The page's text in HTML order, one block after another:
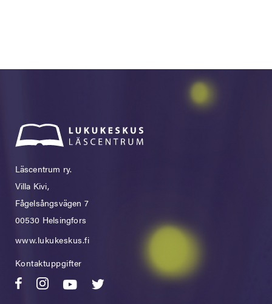
Läscentrum ry.
Villa Kivi,
Fågelsångsvägen 7
00530 Helsingfors
www.lukukeskus.fi
Kontaktuppgifter